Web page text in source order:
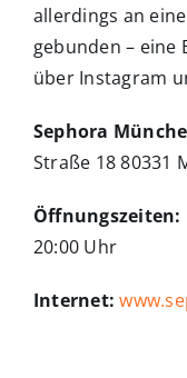
allerdings an
gebunden – eine
über Instagram
Sephora
Straße 18 80331
Öffnungszeiten:
20:00 Uhr
Internet: